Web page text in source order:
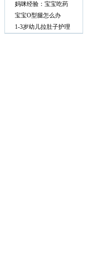
妈咪经验：宝宝吃药
宝宝O型腿怎么办
1-3岁幼儿拉肚子护理